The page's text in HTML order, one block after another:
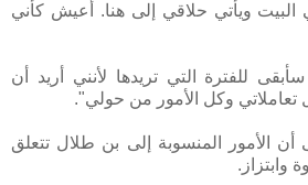
البيت ويأتي حلاقي إلى هنا. أعيش كأني
للفترة التي تريدها لأنني أريد أن
وكل الأمور من حولي".
أن الأمور المنسوبة إلى بن طلال تتعلق
وابتزاز.